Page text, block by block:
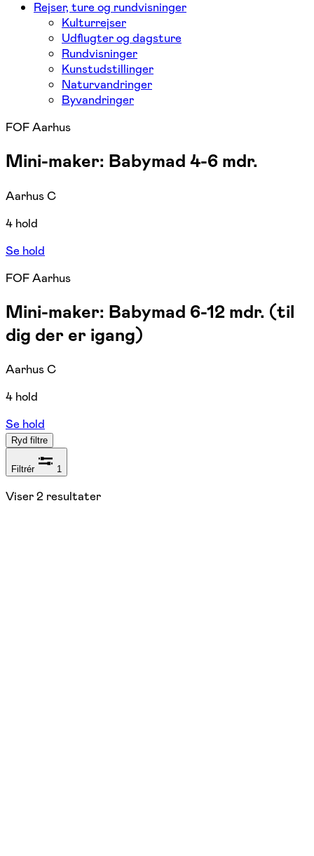
Rejser, ture og rundvisninger
Kulturrejser
Udflugter og dagsture
Rundvisninger
Kunstudstillinger
Naturvandringer
Byvandringer
FOF Aarhus
Mini-maker: Babymad 4-6 mdr.
Aarhus C
4 hold
Se hold
FOF Aarhus
Mini-maker: Babymad 6-12 mdr. (til
dig der er igang)
Aarhus C
4 hold
Se hold
Ryd filtre
Filtrér 1
Viser2 resultater